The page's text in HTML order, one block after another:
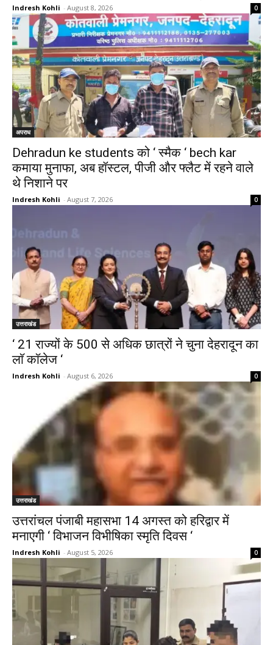
Indresh Kohli - August 8, 2026 0
अपराध
Dehradun ke students को ‘ स्मैक ‘ bech kar
कमाया मुनाफा, अब हॉस्टल, पीजी और फ्लैट में रहने वाले
थे निशाने पर
Indresh Kohli - August 7, 2026 0
उत्तराखंड
‘ 21 राज्यों के 500 से अधिक छात्रों ने चुना देहरादून का
लाॅ काॅलेज ‘
Indresh Kohli - August 6, 2026 0
उत्तराखंड
उत्तरांचल पंजाबी महासभा 14 अगस्त को हरिद्वार में
मनाएगी ‘ विभाजन विभीषिका स्मृति दिवस ‘
Indresh Kohli - August 5, 2026 0